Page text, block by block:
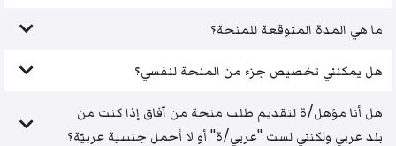
ما هي المدة المتوقعة للمنحة؟
هل يمكنني تخصيص جزء من المنحة لنفسي؟
هل أنا مؤهل/ة لتقديم طلب منحة من آفاق إذا كنت من
بلد عربي ولكنني لست "عربي/ة" أو لا أحمل جنسية عربيّة؟